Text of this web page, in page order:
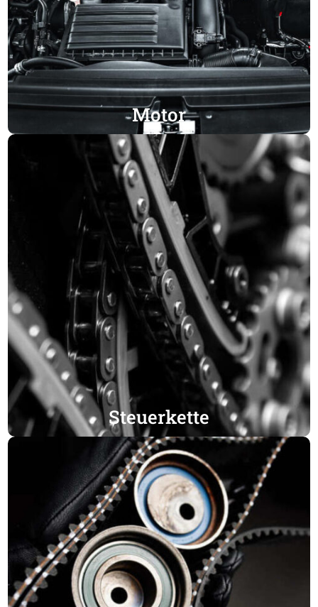
Motor
Steuerkette